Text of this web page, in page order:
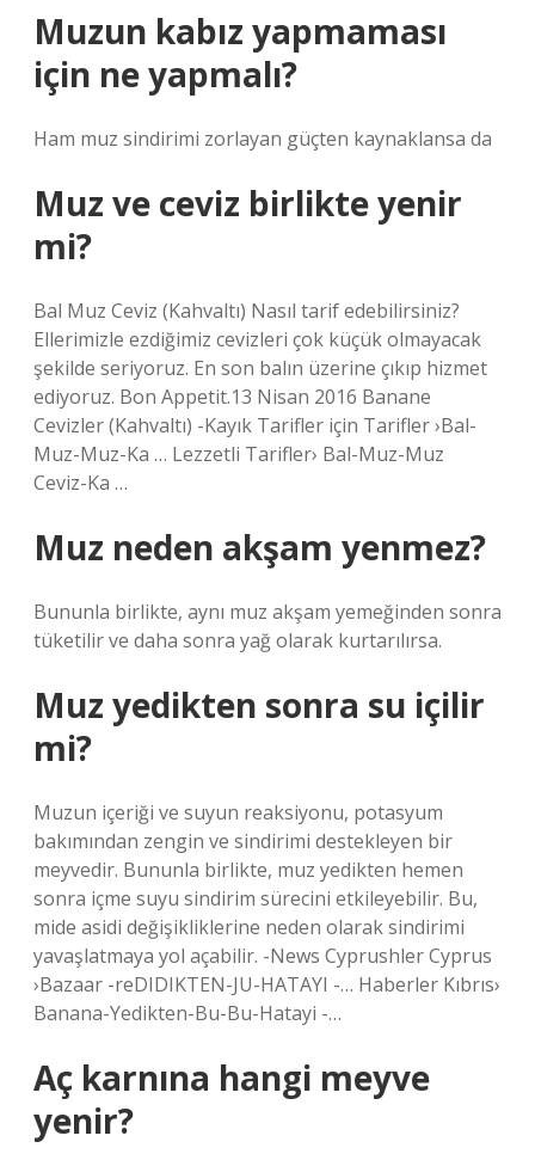
Muzun kabız yapmaması
için ne yapmalı?
Ham muz sindirimi zorlayan güçten kaynaklansa da
Muz ve ceviz birlikte yenir
mi?
Bal Muz Ceviz (Kahvaltı) Nasıl tarif edebilirsiniz?
Ellerimizle ezdiğimiz cevizleri çok küçük olmayacak
şekilde seriyoruz. En son balın üzerine çıkıp hizmet
ediyoruz. Bon Appetit.13 Nisan 2016 Banane
Cevizler (Kahvaltı) -Kayık Tarifler için Tarifler ›Bal-
Muz-Muz-Ka … Lezzetli Tarifler› Bal-Muz-Muz
Ceviz-Ka …
Muz neden akşam yenmez?
Bununla birlikte, aynı muz akşam yemeğinden sonra
tüketilir ve daha sonra yağ olarak kurtarılırsa.
Muz yedikten sonra su içilir
mi?
Muzun içeriği ve suyun reaksiyonu, potasyum
bakımından zengin ve sindirimi destekleyen bir
meyvedir. Bununla birlikte, muz yedikten hemen
sonra içme suyu sindirim sürecini etkileyebilir. Bu,
mide asidi değişikliklerine neden olarak sindirimi
yavaşlatmaya yol açabilir. -News Cyprushler Cyprus
›Bazaar -reDIDIKTEN-JU-HATAYI -… Haberler Kıbrıs›
Banana-Yedikten-Bu-Bu-Hatayi -…
Aç karnına hangi meyve
yenir?